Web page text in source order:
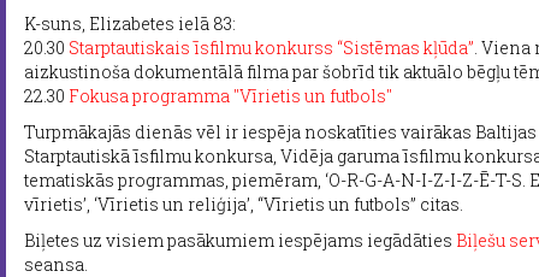
K-suns, Elizabetes ielā 83:
20.30 Starptautiskais īsfilmu konkurss “Sistēmas kļūda”. Viena
aizkustinoša dokumentālā filma par šobrīd tik aktuālo bēgļu
22.30 Fokusa programma "Vīrietis un futbols"
Turpmākajās dienās vēl ir iespēja noskatīties vairākas
Starptautiskā īsfilmu konkursa, Vidēja garuma īsfilmu
tematiskās programmas, piemēram, ‘O-R-G-A-N-I-Z-I-Z-Ē-T-
vīrietis’, ‘Vīrietis un reliģija’, “Vīrietis un futbols” citas.
Biļetes uz visiem pasākumiem iespējams iegādāties Biļešu
seansa.